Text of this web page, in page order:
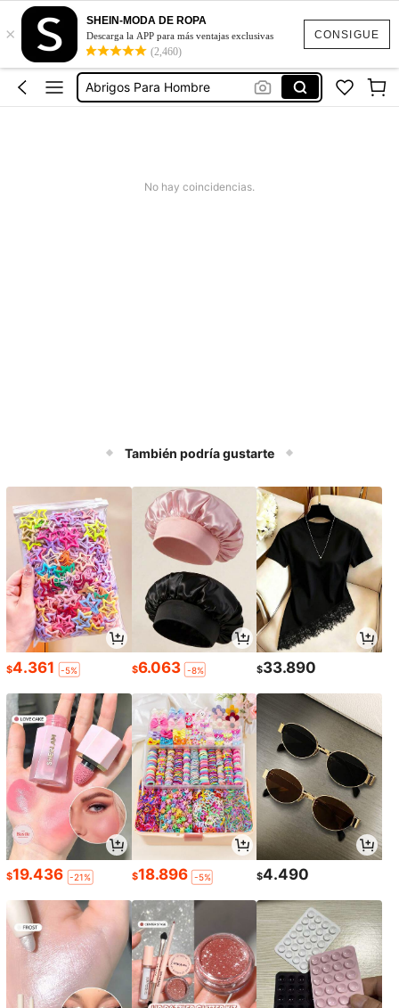
CONSIGUE
×
SHEIN-MODA DE ROPA
Descarga la APP para más ventajas exclusivas
(2,460)
Chamarras Para Hombre
Chalecos Para Hombre
Parka Hombre
Abrigos Para Hombre
No hay coincidencias.
También podría gustarte
$4.361 -5% $6.063 -8% $33.890
$19.436 -21% $18.896 -5% $4.490